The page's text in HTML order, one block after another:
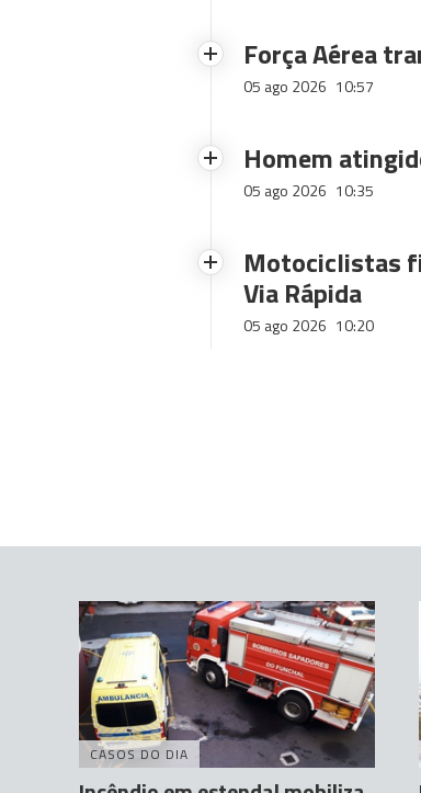
Força Aérea
05 ago 2026 10:57
Homem
05 ago 2026 10:35
Motociclistas
Via Rápida
05 ago 2026 10:20
CASOS DO DIA